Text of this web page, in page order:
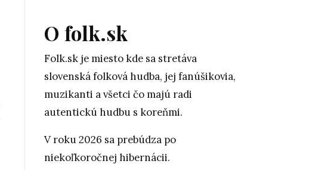
O folk.sk
Folk.sk je miesto kde sa stretáva
slovenská folková hudba, jej fanúšikovia,
muzikanti a všetci čo majú radi
autentickú hudbu s koreňmi.
V roku 2026 sa prebúdza po
niekoľkoročnej hibernácii.